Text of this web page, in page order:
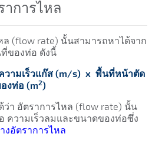
การไหล
(flow rate) นั้นสามารถหาได้จาก
ของท่อ ดังนี้
ามเร็วแก๊ส (m/s) x พื้นที่หน้าตัด
งท่อ (m2)
ว่า อัตราการไหล (flow rate) นั้น
ความเร็วลมและขนาดของท่อซึ่ง
งอัตราการไหล